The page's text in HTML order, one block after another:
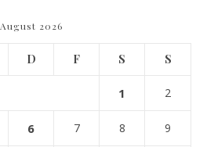
August 2026
D F S S
1 2
6 7 8 9